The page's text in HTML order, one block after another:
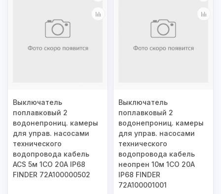
Выключатель
поплавковый 2
водонепрониц. камеры
для управ. насосами
технического
водопровода кабель
ACS 5м 1CO 20А IP68
FINDER 72A100000502
Выключатель
поплавковый 2
водонепрониц. камеры
для управ. насосами
технического
водопровода кабель
неопрен 10м 1CO 20А
IP68 FINDER
72A100001001